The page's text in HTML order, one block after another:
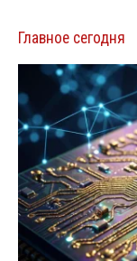
Главное сегодня